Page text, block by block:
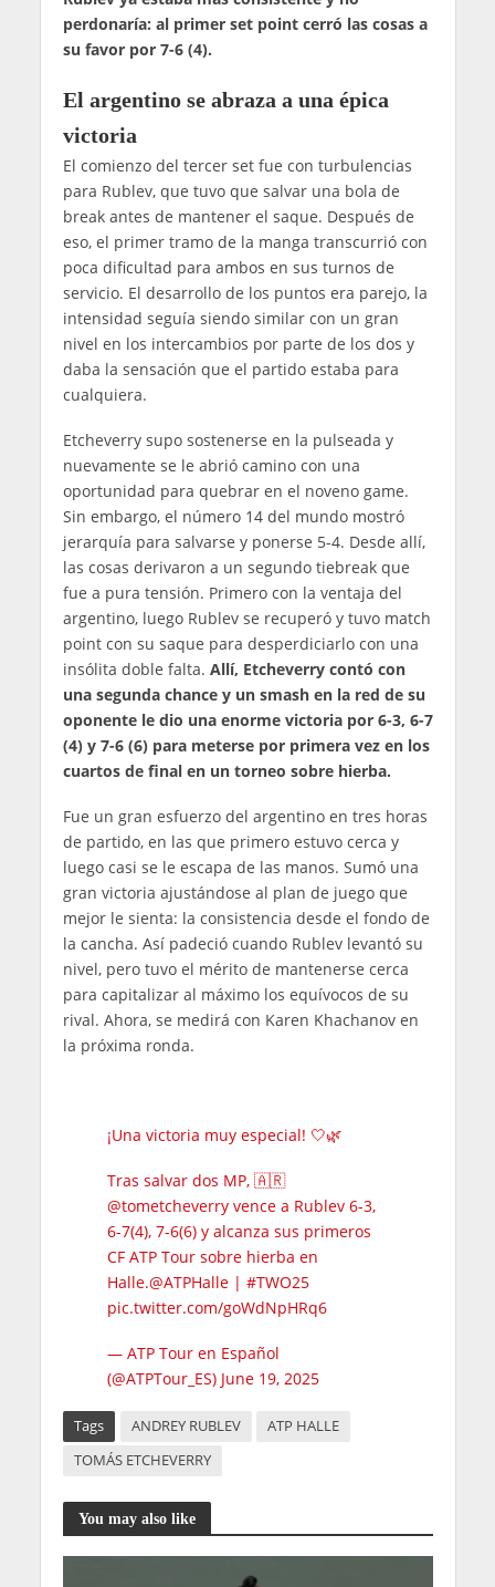
perdonaría: al primer set point cerró las cosas a
su favor por 7-6 (4).
El argentino se abraza a una épica
victoria
El comienzo del tercer set fue con turbulencias
para Rublev, que tuvo que salvar una bola de
break antes de mantener el saque. Después de
eso, el primer tramo de la manga transcurrió con
poca dificultad para ambos en sus turnos de
servicio. El desarrollo de los puntos era parejo, la
intensidad seguía siendo similar con un gran
nivel en los intercambios por parte de los dos y
daba la sensación que el partido estaba para
cualquiera.
Etcheverry supo sostenerse en la pulseada y
nuevamente se le abrió camino con una
oportunidad para quebrar en el noveno game.
Sin embargo, el número 14 del mundo mostró
jerarquía para salvarse y ponerse 5-4. Desde allí,
las cosas derivaron a un segundo tiebreak que
fue a pura tensión. Primero con la ventaja del
argentino, luego Rublev se recuperó y tuvo match
point con su saque para desperdiciarlo con una
insólita doble falta. Allí, Etcheverry contó con
una segunda chance y un smash en la red de su
oponente le dio una enorme victoria por 6-3, 6-7
(4) y 7-6 (6) para meterse por primera vez en los
cuartos de final en un torneo sobre hierba.
Fue un gran esfuerzo del argentino en tres horas
de partido, en las que primero estuvo cerca y
luego casi se le escapa de las manos. Sumó una
gran victoria ajustándose al plan de juego que
mejor le sienta: la consistencia desde el fondo de
la cancha. Así padeció cuando Rublev levantó su
nivel, pero tuvo el mérito de mantenerse cerca
para capitalizar al máximo los equívocos de su
rival. Ahora, se medirá con Karen Khachanov en
la próxima ronda.
¡Una victoria muy especial! 🤍🌿
Tras salvar dos MP, 🇦🇷
@tometcheverryvence a Rublev 6-3,
6-7(4), 7-6(6) y alcanza sus primeros
CF ATP Tour sobre hierba en
Halle.@ATPHalle| #TWO25
pic.twitter.com/goWdNpHRq6
— ATP Tour en Español
(@ATPTour_ES) June 19, 2025
Tags ANDREY RUBLEV
ATP HALLE
TOMÁS ETCHEVERRY
You may also like